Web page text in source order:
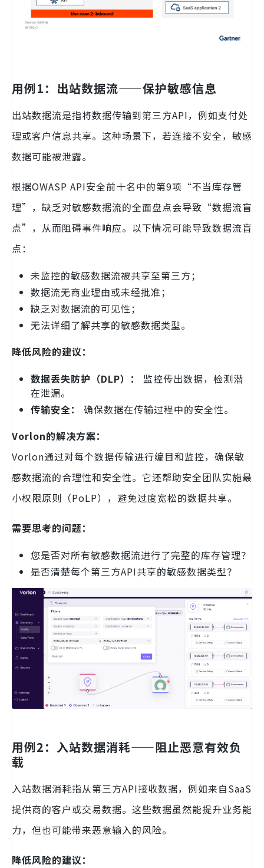
用例1：出站数据流——保护敏感信息
出站数据流是指将数据传输到第三方API，例如支付处
理或客户信息共享。这种场景下，若连接不安全，敏感
数据可能被泄露。
根据OWASP API安全前十名中的第9项“不当库存管
理”，缺乏对敏感数据流的全面盘点会导致“数据流盲
点”，从而阻碍事件响应。以下情况可能导致数据流盲
点：
未监控的敏感数据流被共享至第三方；
数据流无商业理由或未经批准；
缺乏对数据流的可见性；
无法详细了解共享的敏感数据类型。
降低风险的建议：
数据丢失防护（DLP）：
监控传出数据，检测潜
在泄漏。
传输安全：
确保数据在传输过程中的安全性。
Vorlon的解决方案：
Vorlon通过对每个数据传输进行编目和监控，确保敏
感数据流的合理性和安全性。它还帮助安全团队实施最
小权限原则（PoLP），避免过度宽松的数据共享。
需要思考的问题：
您是否对所有敏感数据流进行了完整的库存管理？
是否清楚每个第三方API共享的敏感数据类型？
用例2：入站数据消耗——阻止恶意有效负
载
入站数据消耗指从第三方API接收数据，例如来自SaaS
提供商的客户或交易数据。这些数据虽然能提升业务能
力，但也可能带来恶意输入的风险。
降低风险的建议：